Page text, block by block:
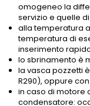
omogeneo la
servizio e quelle
alla temperatura
temperatura di
inserimento
lo sbrinamento è
la vasca pozzetti
R290), oppure
in caso di motore
condensatore: